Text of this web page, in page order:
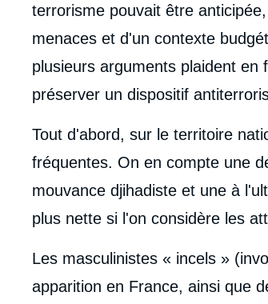
terrorisme pouvait être
menaces et d'un contexte
plusieurs arguments plaident
préserver un dispositif
Tout d'abord, sur le territoire
fréquentes. On en compte une
mouvance djihadiste et une à
plus nette si l'on considère les
Les masculinistes « incels »
apparition en France, ainsi que